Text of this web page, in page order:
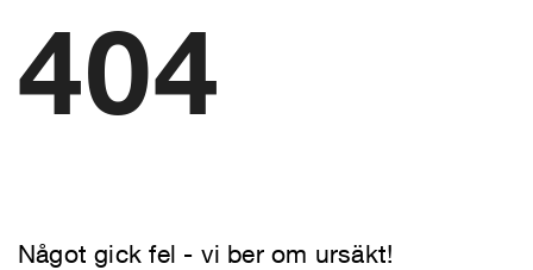
404
Något gick fel - vi ber om ursäkt!